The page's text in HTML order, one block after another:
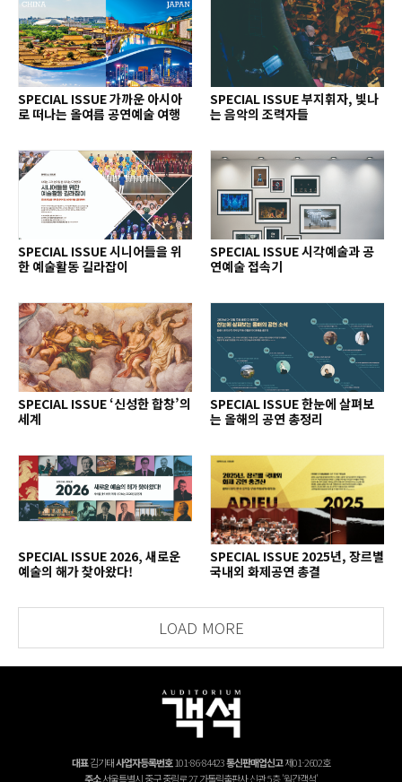
SPECIAL ISSUE 가까운 아시아
로 떠나는 올여름 공연예술 여행
SPECIAL ISSUE 부지휘자, 빛나
는 음악의 조력자들
SPECIAL ISSUE 시니어들을 위
한 예술활동 길라잡이
SPECIAL ISSUE 시각예술과 공
연예술 접속기
SPECIAL ISSUE ‘신성한 합창’의
세계
SPECIAL ISSUE 한눈에 살펴보
는 올해의 공연 총정리
SPECIAL ISSUE 2026, 새로운
예술의 해가 찾아왔다!
SPECIAL ISSUE 2025년, 장르별
국내외 화제공연 총결
LOAD MORE
대표김기태사업자등록번호101-86-84423통신판매업신고제01-2602호
주소서울특별시 중구 중림로 27 가톨릭출판사 신관 5층 '월간객석'